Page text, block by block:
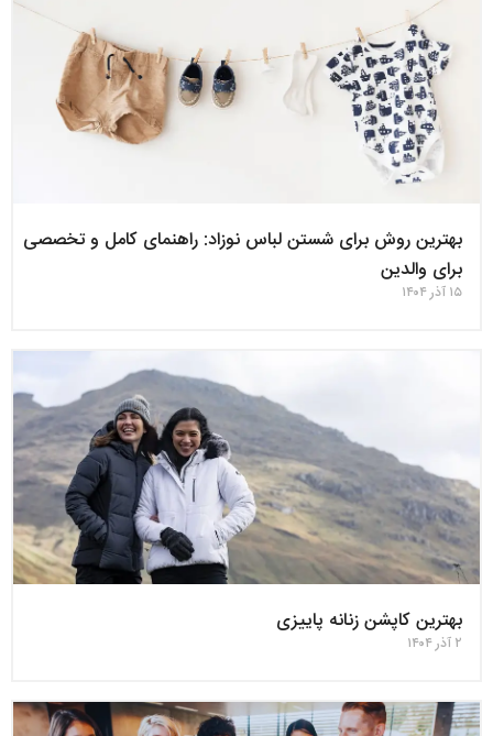
بهترین روش برای شستن لباس نوزاد: راهنمای کامل و تخصصی
برای والدین
۱۵ آذر ۱۴۰۴
بهترین کاپشن زنانه پاییزی
۲ آذر ۱۴۰۴